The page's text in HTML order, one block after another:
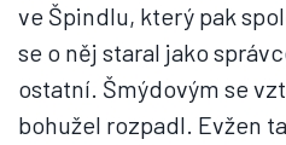
ve Špindlu, který pak
se o něj staral jako
ostatní. Šmýdovým se
bohužel rozpadl. Evžen